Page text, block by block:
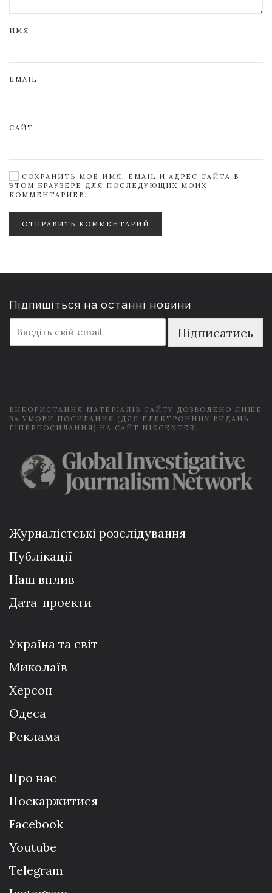
ИМЯ
EMAIL
САЙТ
СОХРАНИТЬ МОЁ ИМЯ, EMAIL И АДРЕС САЙТА В
ЭТОМ БРАУЗЕРЕ ДЛЯ ПОСЛЕДУЮЩИХ МОИХ
КОММЕНТАРИЕВ.
ОТПРАВИТЬ КОММЕНТАРИЙ
Підпишіться на останні новини
m
a
Підписатись
ВИКОРИСТАННЯ МАТЕРІАЛІВ САЙТУ ДОЗВОЛЕНО ЛИШЕ
ЗА УМОВИ ПОСИЛАННЯ (ДЛЯ ЕЛЕКТРОННИХ ВИДАНЬ -
ГІПЕРПОСИЛАННЯ) НА САЙТ NIKCENTER.
Журналістські розслідування
Публікації
Наш вплив
Дата-проєкти
Україна та світ
Миколаїв
Херсон
Одеса
Реклама
Про нас
Поскаржитися
Facebook
Youtube
Telegram